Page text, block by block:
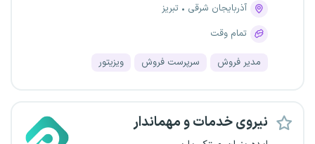
آذربایجان شرقی
تبریز
تمام وقت
مدیر فروش سرپرست فروش ویزیتور
نیروی خدمات و مهماندار